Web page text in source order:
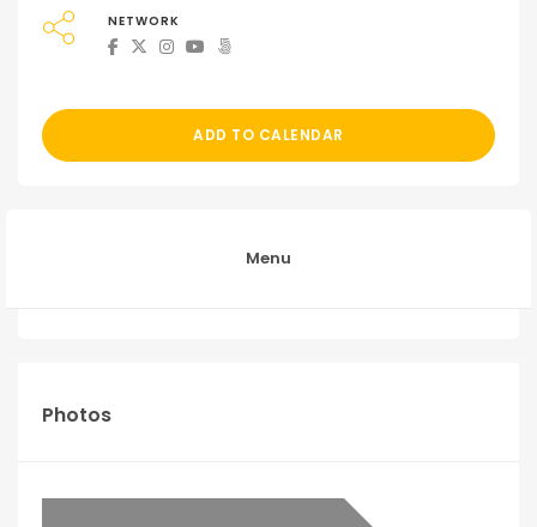
NETWORK
ADD TO CALENDAR
Menu
Photos